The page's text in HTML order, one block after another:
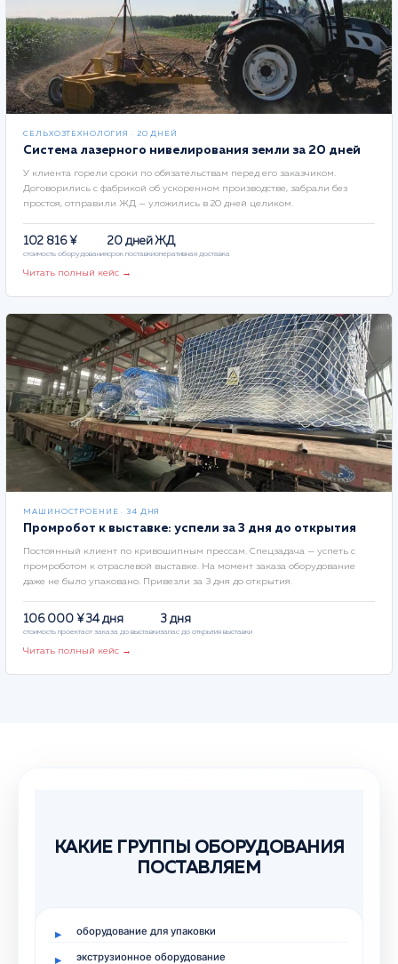
СЕЛЬХОЗТЕХНОЛОГИЯ · 20 ДНЕЙ
Система лазерного нивелирования земли за 20 дней
У клиента горели сроки по обязательствам перед его заказчиком.
Договорились с фабрикой об ускоренном производстве, забрали без
простоя, отправили ЖД — уложились в 20 дней целиком.
102 816 ¥
стоимость оборудования
20 дней
срок поставки
ЖД
оперативная доставка
Читать полный кейс →
МАШИНОСТРОЕНИЕ · 34 ДНЯ
Промробот к выставке: успели за 3 дня до открытия
Постоянный клиент по кривошипным прессам. Спецзадача — успеть с
промроботом к отраслевой выставке. На момент заказа оборудование
даже не было упаковано. Привезли за 3 дня до открытия.
106 000 ¥
стоимость проекта
34 дня
от заказа до выставки
3 дня
запас до открытия выставки
Читать полный кейс →
КАКИЕ ГРУППЫ ОБОРУДОВАНИЯ
ПОСТАВЛЯЕМ
оборудование для упаковки
экструзионное оборудование